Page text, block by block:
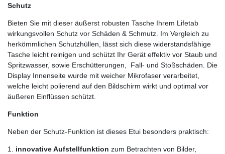
Schutz
Bieten Sie mit dieser äußerst robusten Tasche Ihrem Lifetab
wirkungsvollen Schutz vor Schäden & Schmutz. Im Vergleich zu
herkömmlichen Schutzhüllen, lässt sich diese widerstandsfähige
Tasche leicht reinigen und schützt Ihr Gerät effektiv vor Staub und
Spritzwasser, sowie Erschütterungen, Fall- und Stoßschäden. Die
Display Innenseite wurde mit weicher Mikrofaser verarbeitet,
welche leicht polierend auf den Bildschirm wirkt und optimal vor
äußeren Einflüssen schützt.
Funktion
Neben der Schutz-Funktion ist dieses Etui besonders praktisch:
1. innovative Aufstellfunktion zum Betrachten von Bilder,